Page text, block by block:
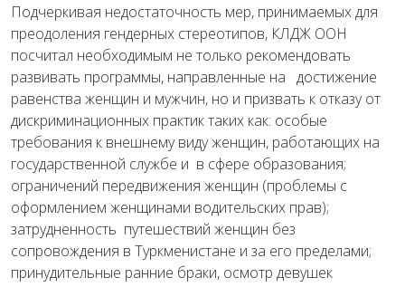
Подчеркивая недостаточность мер, принимаемых для
преодоления гендерных стереотипов, КЛДЖ ООН
посчитал необходимым не только рекомендовать
развивать программы, направленные на достижение
равенства женщин и мужчин, но и призвать к отказу от
дискриминационных практик таких как: особые
требования к внешнему виду женщин, работающих на
государственной службе и в сфере образования;
ограничений передвижения женщин (проблемы с
оформлением женщинами водительских прав);
затрудненность путешествий женщин без
сопровождения в Туркменистане и за его пределами;
принудительные ранние браки, осмотр девушек